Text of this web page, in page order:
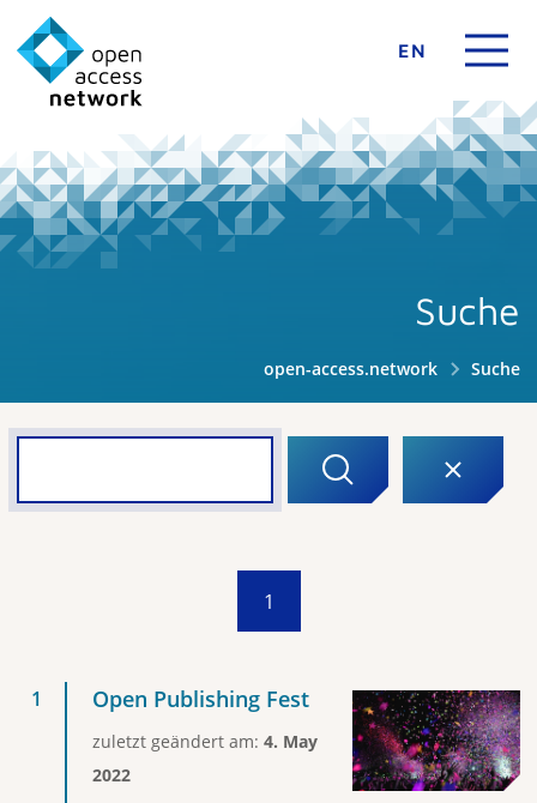
EN
Suche
open-access.network Suche
1
Open Publishing Fest
zuletzt geändert am: 4. May
2022